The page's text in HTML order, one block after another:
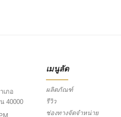
เภอ
40000
เมนูลัด
ผลิตภัณฑ์
รีวิว
ช่องทางจัดจำหน่าย